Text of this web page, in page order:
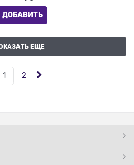
ДОБАВИТЬ
ЕЩЕ
1 2